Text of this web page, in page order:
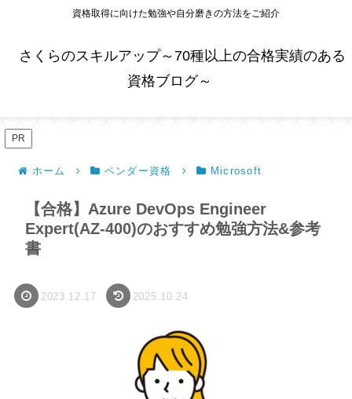
資格取得に向けた勉強や自分磨きの方法をご紹介
さくらのスキルアップ～70種以上の合格実績のある
資格ブログ～
PR
ホーム ベンダー資格 Microsoft
【合格】Azure DevOps Engineer
Expert(AZ-400)のおすすめ勉強方法&参考
書
2023.12.17 2025.10.24